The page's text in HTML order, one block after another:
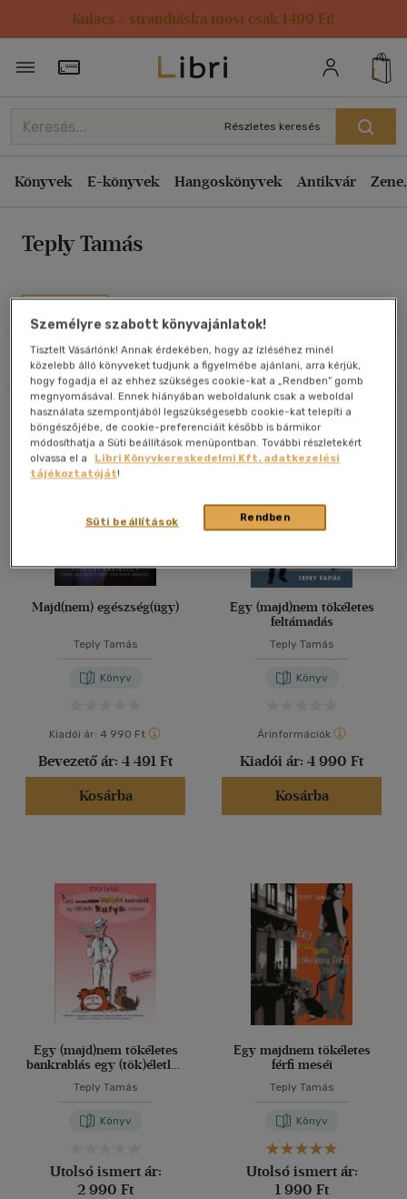
Kulacs / strandtáska most csak 1499 Ft!
Törzsvásárlói Kártya adatai
Részletes keresés
Könyvek E-könyvek Hangoskönyvek Antikvár
Teply Tamás
Művei
Szűrés Rendezés
Rendezés
Kiadás éve szerint csökkenő
Ár szerint csökkenő
Eladott darabszám szerint csökkenő
Cím szerint A-Z
Szerző szerint A-Z
Megjelenítés
20 db / oldal
40 db / oldal
Alkalmaz
Összesen4db
Majd(nem) egészség(ügy)
Teply Tamás
Könyv
Kiadói ár: 4 990 Ft
Bevezető ár: 4 491 Ft
Kosárba
Egy (majd)nem tökéletes
feltámadás
Teply Tamás
Könyv
Árinformációk
Kiadói ár: 4 990 Ft
Kosárba
Egy (majd)nem tökéletes
bankrablás egy (tök)életlen
Teply Tamás
Könyv
Utolsó ismert ár:
2 990 Ft
Egy majdnem tökéletes
férfi meséi
Teply Tamás
Könyv
Utolsó ismert ár:
1 990 Ft
Személyre szabott könyvajánlatok!
Tisztelt Vásárlónk! Annak érdekében, hogy az ízléséhez minél
közelebb álló könyveket tudjunk a figyelmébe ajánlani, arra kérjük,
hogy fogadja el az ehhez szükséges cookie-kat a „Rendben” gomb
megnyomásával. Ennek hiányában weboldalunk csak a weboldal
használata szempontjából legszükségesebb cookie-kat telepíti a
böngészőjébe, de cookie-preferenciáit később is bármikor
módosíthatja a Süti beállítások menüpontban. További részletekért
olvassa el a
Libri Könyvkereskedelmi Kft. adatkezelési
tájékoztatóját!
Rendben
Süti beállítások